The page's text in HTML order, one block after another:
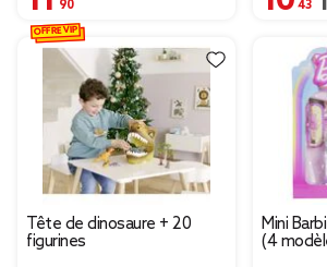
Tête de dinosaure + 20
figurines
OFFRE VIP
Mini
(4